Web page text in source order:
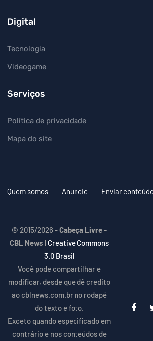
Digital
Tecnologia
Videogame
Serviços
Política de privacidade
Mapa do site
Quem somos Anuncie Enviar conteúdo
© 2015/2026 -Cabeça Livre -
CBL News | Creative Commons
3.0 Brasil
Você pode compartilhar e
modificar, desde que dê credito
ao cblnews.com.br no rodapé
do texto e foto.
Exceto quando especificado em
contrário e nos conteúdos de